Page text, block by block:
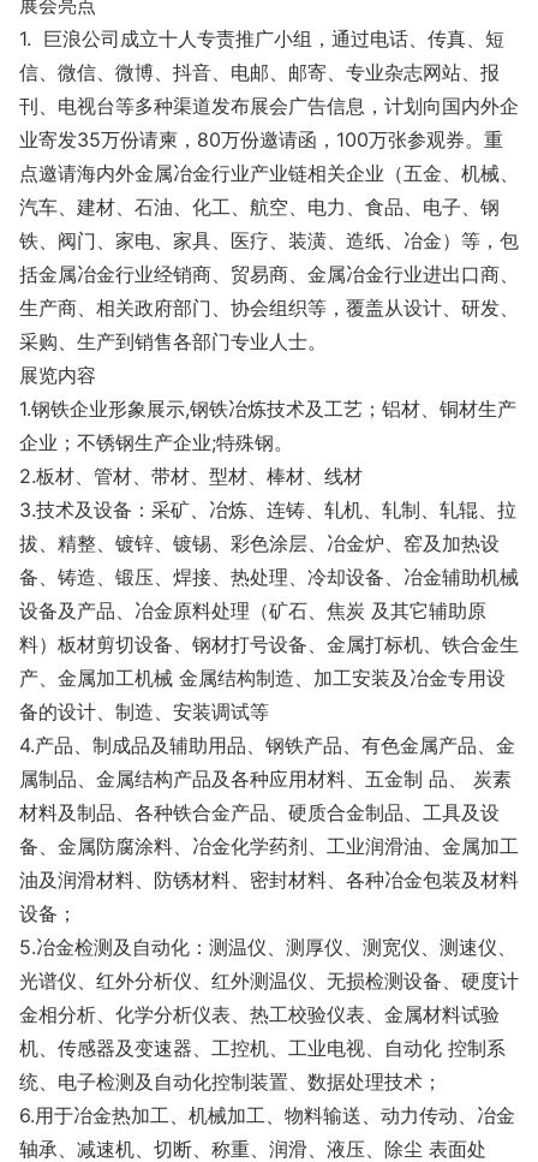
1. 巨浪公司成立十人专责推广小组，通过电话、传真、短
信、微信、微博、抖音、电邮、邮寄、专业杂志网站、报
刊、电视台等多种渠道发布展会广告信息，计划向国内外企
业寄发35万份请柬，80万份邀请函，100万张参观券。重
点邀请海内外金属冶金行业产业链相关企业（五金、机械、
汽车、建材、石油、化工、航空、电力、食品、电子、钢
铁、阀门、家电、家具、医疗、装潢、造纸、冶金）等，包
括金属冶金行业经销商、贸易商、金属冶金行业进出口商、
生产商、相关政府部门、协会组织等，覆盖从设计、研发、
采购、生产到销售各部门专业人士。
展览内容
1.钢铁企业形象展示,钢铁冶炼技术及工艺；铝材、铜材生产
企业；不锈钢生产企业;特殊钢。
2.板材、管材、带材、型材、棒材、线材
3.技术及设备：采矿、冶炼、连铸、轧机、轧制、轧辊、拉
拔、精整、镀锌、镀锡、彩色涂层、冶金炉、窑及加热设
备、铸造、锻压、焊接、热处理、冷却设备、冶金辅助机械
设备及产品、冶金原料处理（矿石、焦炭 及其它辅助原
料）板材剪切设备、钢材打号设备、金属打标机、铁合金生
产、金属加工机械 金属结构制造、加工安装及冶金专用设
备的设计、制造、安装调试等
4.产品、制成品及辅助用品、钢铁产品、有色金属产品、金
属制品、金属结构产品及各种应用材料、五金制 品、 炭素
材料及制品、各种铁合金产品、硬质合金制品、工具及设
备、金属防腐涂料、冶金化学药剂、工业润滑油、金属加工
油及润滑材料、防锈材料、密封材料、各种冶金包装及材料
设备；
5.冶金检测及自动化：测温仪、测厚仪、测宽仪、测速仪、
光谱仪、红外分析仪、红外测温仪、无损检测设备、硬度计
金相分析、化学分析仪表、热工校验仪表、金属材料试验
机、传感器及变速器、工控机、工业电视、自动化 控制系
统、电子检测及自动化控制装置、数据处理技术；
6.用于冶金热加工、机械加工、物料输送、动力传动、冶金
轴承、减速机、切断、称重、润滑、液压、除尘 表面处